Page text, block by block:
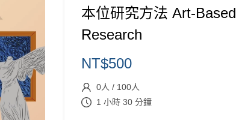
本位研究方法 Art-Based
Research
NT$500
0人 / 100人
1 小時 30 分鐘